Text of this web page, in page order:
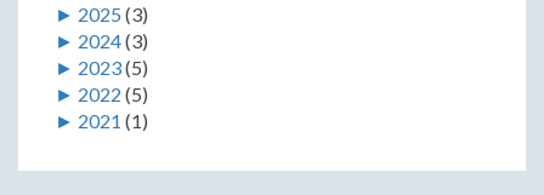
► 2025 (3)
► 2024(3)
► 2023(5)
► 2022 (5)
► 2021 (1)